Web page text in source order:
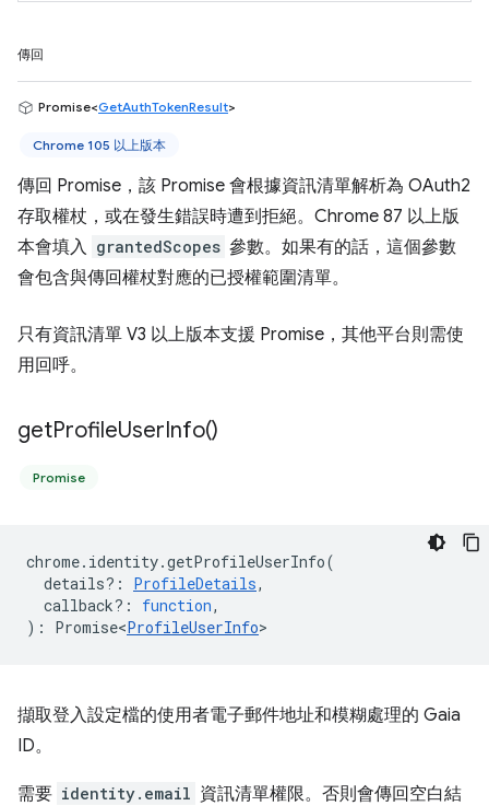
傳回
Promise<GetAuthTokenResult>
Chrome 105 以上版本
傳回 Promise，該 Promise 會根據資訊清單解析為 OAuth2
存取權杖，或在發生錯誤時遭到拒絕。Chrome 87 以上版
本會填入 grantedScopes 參數。如果有的話，這個參數
會包含與傳回權杖對應的已授權範圍清單。
只有資訊清單 V3 以上版本支援 Promise，其他平台則需使
用回呼。
getProfileUserInfo()
Promise
chrome. identity.getProfileUserInfo(
details? : ProfileDetails,
callback? : function,
) : Promise<ProfileUserInfo>
擷取登入設定檔的使用者電子郵件地址和模糊處理的 Gaia
ID。
需要 identity.email 資訊清單權限。否則會傳回空白結